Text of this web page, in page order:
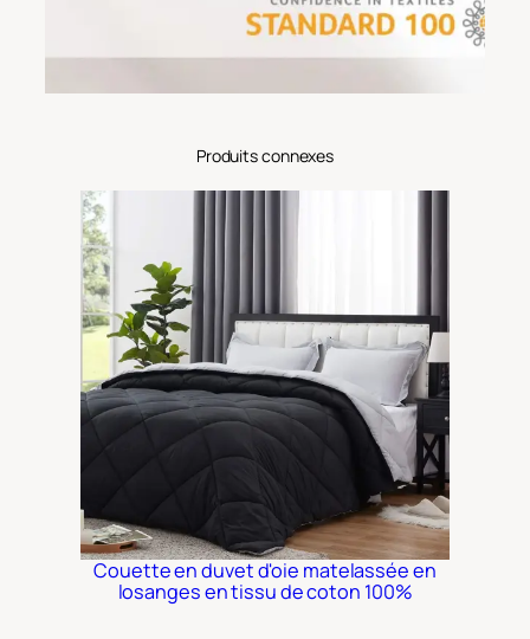
Produits connexes
Couette en duvet d'oie matelassée en
losanges en tissu de coton 100%